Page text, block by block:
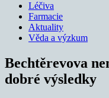
Léčiva
Farmacie
Aktuality
Věda a výzkum
Bechtěrevova
dobré výsledky